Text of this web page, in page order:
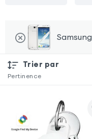
Trier par
Pertinence